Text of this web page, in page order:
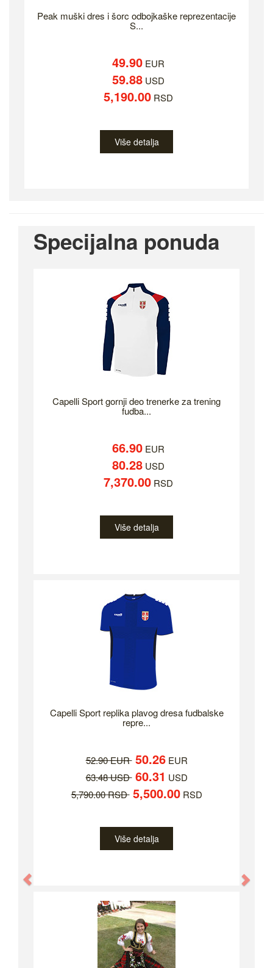
Peak muški dres i šorc odbojkaške reprezentacije
S...
49.90EUR
59.88USD
5,190.00RSD
Više detalja
Specijalna ponuda
Capelli Sport gornji deo trenerke za trening
fudba...
66.90EUR
80.28USD
7,370.00RSD
Više detalja
Capelli Sport replika plavog dresa fudbalske
repre...
52.90 EUR 50.26EUR
63.48 USD 60.31 USD
5,790.00 RSD 5,500.00RSD
Više detalja